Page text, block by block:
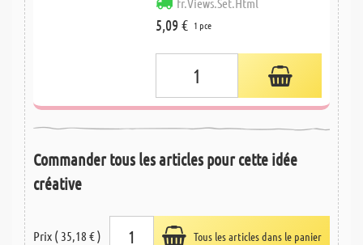
5,09 € 1 pce
Commander tous les articles pour cette idée
créative
Prix ( 35,18 € ) Tous les articles dans le panier